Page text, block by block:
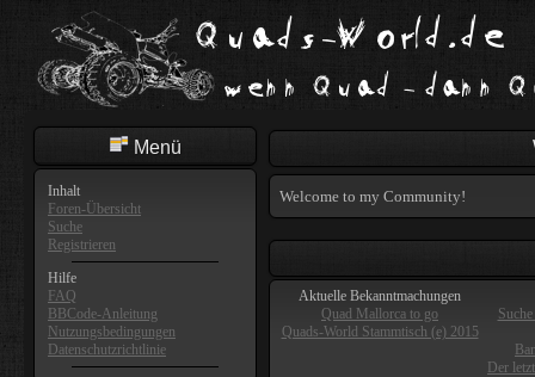
Menü
Inhalt
Foren-Übersicht
Suche
Registrieren
Hilfe
FAQ
BBCode-Anleitung
Nutzungsbedingungen
Datenschutzrichtlinie
Welcome to my Community!
Aktuelle Bekanntmachungen
Quad Mallorca to go
Quads-World Stammtisch (e) 2015
Der